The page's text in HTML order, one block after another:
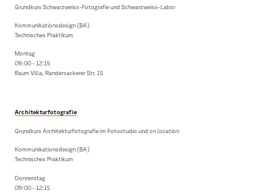
Grundkurs Schwarzweiss-Fotografie und Schwarzweiss-Labor
Kommunikationsdesign (BA)
Technisches Praktikum
Montag
09:00 - 12:15
Raum Villa, Randersackerer Str. 15
Architekturfotografie
Grundkurs Architekturfotografie im Fotostudio und on location
Kommunikationsdesign (BA)
Technisches Praktikum
Donnerstag
09:00 - 12:15